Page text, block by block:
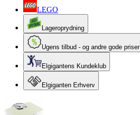
LEGO
Lageroprydning
Ugens tilbud - og andre gode priser
Elgigantens Kundeklub
Elgiganten Erhverv